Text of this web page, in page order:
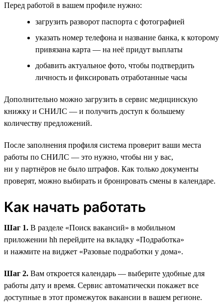
Перед работой в вашем профиле нужно:
загрузить разворот паспорта с фотографией
указать номер телефона и название банка, к которому
привязана карта — на неё придут выплаты
добавить актуальное фото, чтобы подтвердить
личность и фиксировать отработанные часы
Дополнительно можно загрузить в сервис медицинскую
книжку и СНИЛС — и получить доступ к большему
количеству предложений.
После заполнения профиля система проверит ваши места
работы по СНИЛС — это нужно, чтобы ни у вас,
ни у партнёров не было штрафов. Как только документы
проверят, можно выбирать и бронировать смены в календаре.
Как начать работать
Шаг 1. В разделе «Поиск вакансий» в мобильном
приложении hh перейдите на вкладку «Подработка»
и нажмите на виджет «Разовые подработки у дома».
Шаг 2. Вам откроется календарь — выберите удобные для
работы дату и время. Сервис автоматически покажет все
доступные в этот промежуток вакансии в вашем регионе.